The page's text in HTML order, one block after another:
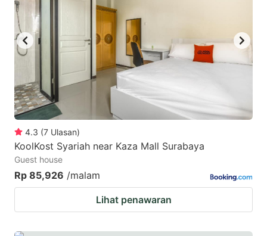
4.3 (7 Ulasan)
KoolKost Syariah near Kaza Mall Surabaya
Guest house
Rp 85,926 /malam
Lihat penawaran